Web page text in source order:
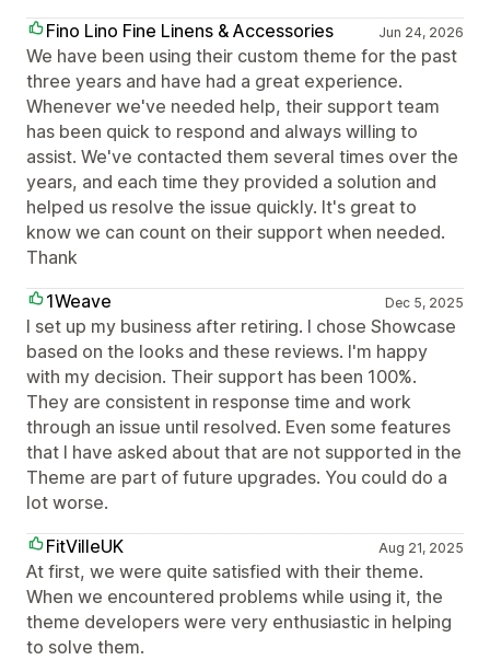
Fino Lino Fine Linens & Accessories
Jun 24, 2026
We have been using their custom theme for the past
three years and have had a great experience.
Whenever we've needed help, their support team
has been quick to respond and always willing to
assist. We've contacted them several times over the
years, and each time they provided a solution and
helped us resolve the issue quickly. It's great to
know we can count on their support when needed.
Thank
1Weave
Dec 5, 2025
I set up my business after retiring. I chose Showcase
based on the looks and these reviews. I'm happy
with my decision. Their support has been 100%.
They are consistent in response time and work
through an issue until resolved. Even some features
that I have asked about that are not supported in the
Theme are part of future upgrades. You could do a
lot worse.
FitVilleUK
Aug 21, 2025
At first, we were quite satisfied with their theme.
When we encountered problems while using it, the
theme developers were very enthusiastic in helping
to solve them.